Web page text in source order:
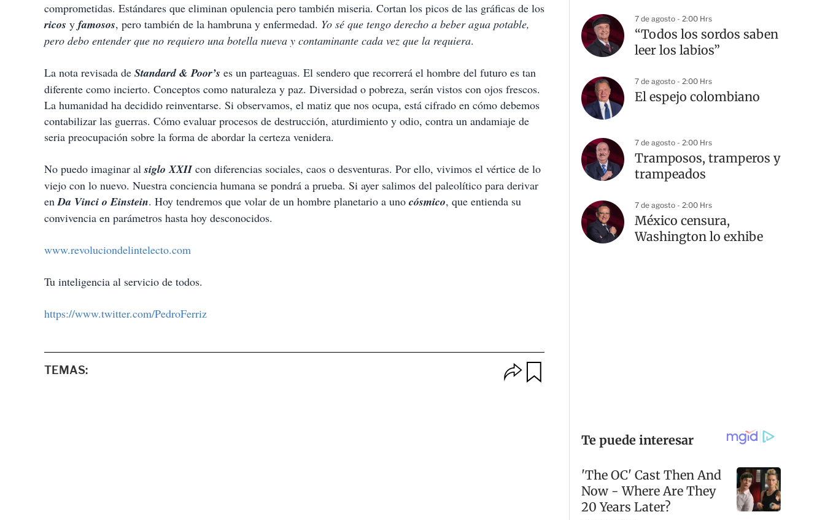
comprometidas. Estándares que eliminan opulencia pero también miseria. Cortan los picos de las gráficas de los
ricos y famosos, pero también de la hambruna y enfermedad. Yo sé que tengo derecho a beber agua potable,
pero debo entender que no requiero una botella nueva y contaminante cada vez que la requiera.
La nota revisada de Standard & Poor’s es un parteaguas. El sendero que recorrerá el hombre del futuro es tan
diferente como incierto. Conceptos como naturaleza y paz. Diversidad o pobreza, serán vistos con ojos frescos.
La humanidad ha decidido reinventarse. Si observamos, el matiz que nos ocupa, está cifrado en cómo debemos
contabilizar las guerras. Cómo evaluar procesos de destrucción, aturdimiento y odio, contra un andamiaje de
seria preocupación sobre la forma de abordar la certeza venidera.
No puedo imaginar alsiglo XXIIcon diferencias sociales, caos o desventuras. Por ello, vivimos el vértice de lo
viejo con lo nuevo. Nuestra conciencia humana se pondrá a prueba. Si ayer salimos del paleolítico para derivar
enDa Vinci o Einstein. Hoy tendremos que volar de un hombre planetario a uno cósmico, que entienda su
convivencia en parámetros hasta hoy desconocidos.
www.revoluciondelintelecto.com
Tu inteligencia al servicio de todos.
https://www.twitter.com/PedroFerriz
TEMAS:
p
7 de agosto - 2:00 Hrs
“Todos los sordos saben
leer los labios”
7 de agosto - 2:00 Hrs
El espejo colombiano
7 de agosto - 2:00 Hrs
Tramposos, tramperos y
trampeados
7 de agosto - 2:00 Hrs
México censura,
Washington lo exhibe